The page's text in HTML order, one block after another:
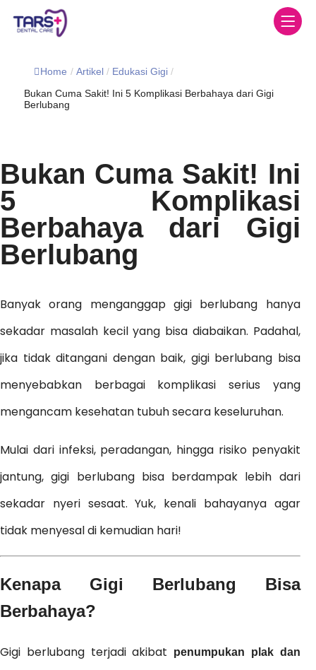
Home / Artikel / Edukasi Gigi /
Bukan Cuma Sakit! Ini 5 Komplikasi Berbahaya dari Gigi
Berlubang
Bukan Cuma Sakit! Ini
5 Komplikasi
Berbahaya dari Gigi
Berlubang
Banyak orang menganggap gigi berlubang hanya
sekadar masalah kecil yang bisa diabaikan. Padahal,
jika tidak ditangani dengan baik, gigi berlubang bisa
menyebabkan berbagai komplikasi serius yang
mengancam kesehatan tubuh secara keseluruhan.
Mulai dari infeksi, peradangan, hingga risiko penyakit
jantung, gigi berlubang bisa berdampak lebih dari
sekadar nyeri sesaat. Yuk, kenali bahayanya agar
tidak menyesal di kemudian hari!
Kenapa Gigi Berlubang Bisa
Berbahaya?
Gigi berlubang terjadi akibat penumpukan plak dan